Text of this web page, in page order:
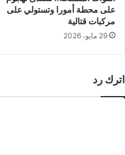
على محطة أمورا وتستولي على
مركبات قتالية
29 مايو، 2026
اترك رد